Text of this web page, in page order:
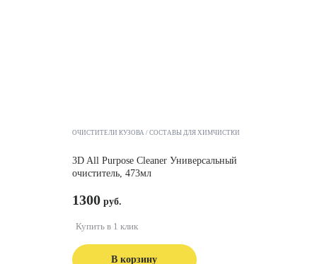
ОЧИСТИТЕЛИ КУЗОВА СОСТАВЫ ДЛЯ ХИМЧИСТКИ
3D All Purpose Cleaner Универсальный
очиститель, 473мл
1300
В корзину
Купить в 1 клик